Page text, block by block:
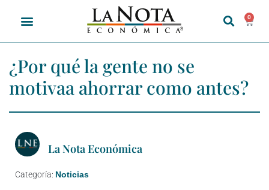
0
¿Por qué la gente no se
motivaa ahorrar como antes?
La Nota Económica
Categoría: Noticias